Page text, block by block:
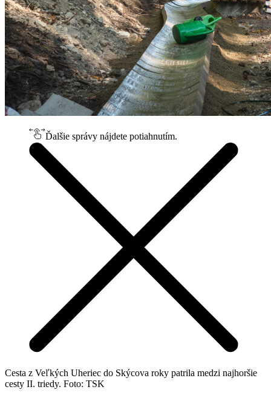
Ďalšie správy nájdete potiahnutím.
Cesta z Veľkých Uheriec do Skýcova roky patrila medzi najhoršie
cesty II. triedy. Foto: TSK